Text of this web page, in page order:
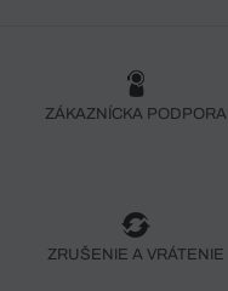
ZÁKAZNÍCKA PODPORA
ZRUŠENIE A VRÁTENIE